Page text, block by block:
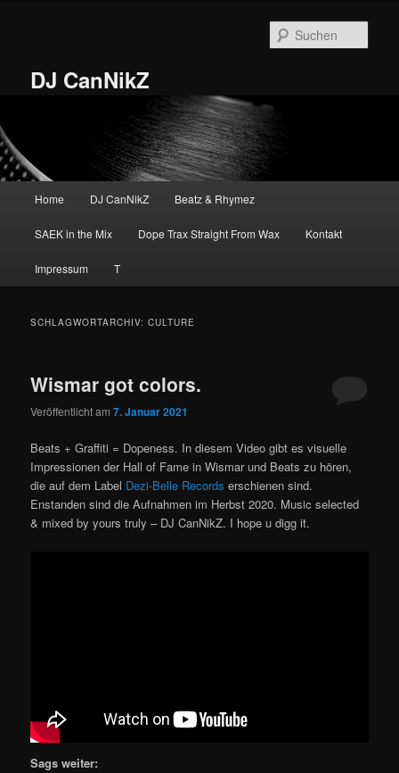
DJ CanNikZ
Home DJ CanNikZ Beatz & Rhymez
SAEK in the Mix Dope Trax Straight From Wax Kontakt
Impressum T
SCHLAGWORTARCHIV:CULTURE
Wismar got colors.
Veröffentlicht am7. Januar 2021
Beats + Graffiti = Dopeness. In diesem Video gibt es visuelle
Impressionen der Hall of Fame in Wismar und Beats zu hören,
die auf dem Label Dezi-Belle Records erschienen sind.
Enstanden sind die Aufnahmen im Herbst 2020. Music selected
& mixed by yours truly – DJ CanNikZ. I hope u digg it.
Sags weiter: